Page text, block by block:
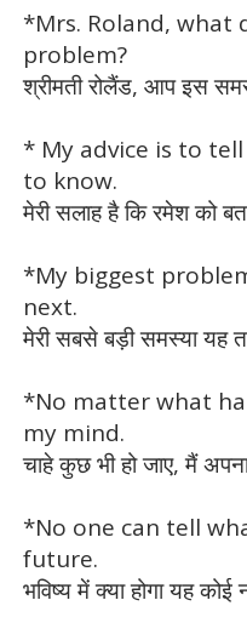
*Mrs. Roland, what
problem?
श्रीमती रोलैंड, आप इस
* My advice is to
to know.
मेरी सलाह है कि रमेश को
*My biggest
next.
मेरी सबसे बड़ी समस्या यह
*No matter what
my mind.
चाहे कुछ भी हो जाए, मैं
*No one can tell
future.
भविष्य में क्या होगा यह